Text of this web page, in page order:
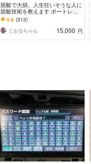
競艇で大損、人生狂いそうな人に
競艇技術を教えます ボートレー
ス歴30年の私が確率て編み出した
一生物の競艇技術
4.8 (313)
とおるちゃん
15,000 円